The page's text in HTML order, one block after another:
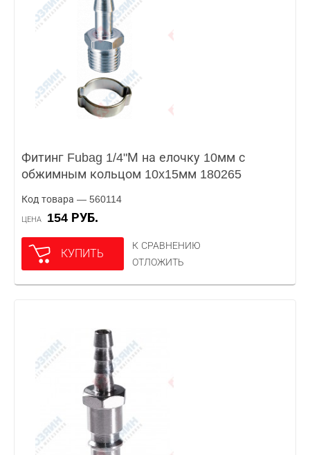
Фитинг Fubag 1/4"М на елочку 10мм с
обжимным кольцом 10x15мм 180265
Код товара — 560114
ЦЕНА 154 РУБ.
КУПИТЬ
К СРАВНЕНИЮ
ОТЛОЖИТЬ